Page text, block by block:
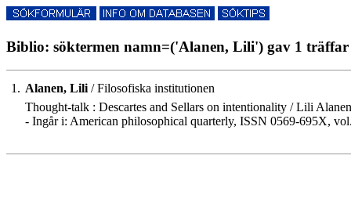
Biblio: söktermen namn=('Alanen, Lili') gav 1 träffar
1. Alanen, Lili/ Filosofiska institutionen
Thought-talk : Descartes and Sellars on intentionality / Lili
- Ingår i: American philosophical quarterly, ISSN 0569-695X,